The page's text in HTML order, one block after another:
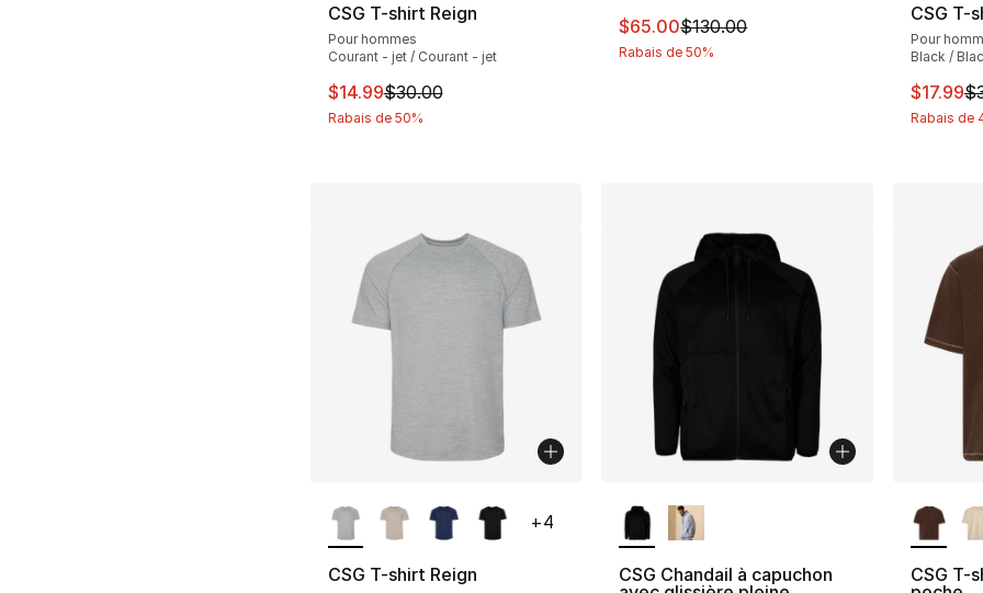
CSG T-shirt Reign
Pour hommes
Courant - jet / Courant - jet
Cet article est en solde. Le prix est passé de $30.00 à $14.99
$14.99$30.00
Rabais de 50%
Cet article est en solde. Le prix est passé
$65.00$130.00
Rabais de 50%
CSG T-
Pour
Black /
Cet
$17.99
Rabais de
CSG T-shirt Reign
+4
CSG Chandail à capuchon
CSG T-